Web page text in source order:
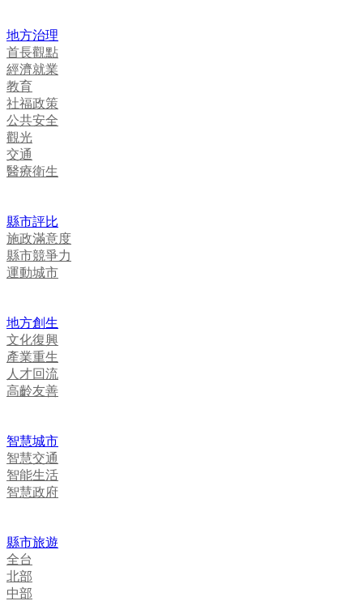
地方治理
首長觀點
經濟就業
教育
社福政策
公共安全
觀光
交通
醫療衛生
縣市評比
施政滿意度
縣市競爭力
運動城市
地方創生
文化復興
產業重生
人才回流
高齡友善
智慧城市
智慧交通
智能生活
智慧政府
縣市旅遊
全台
北部
中部